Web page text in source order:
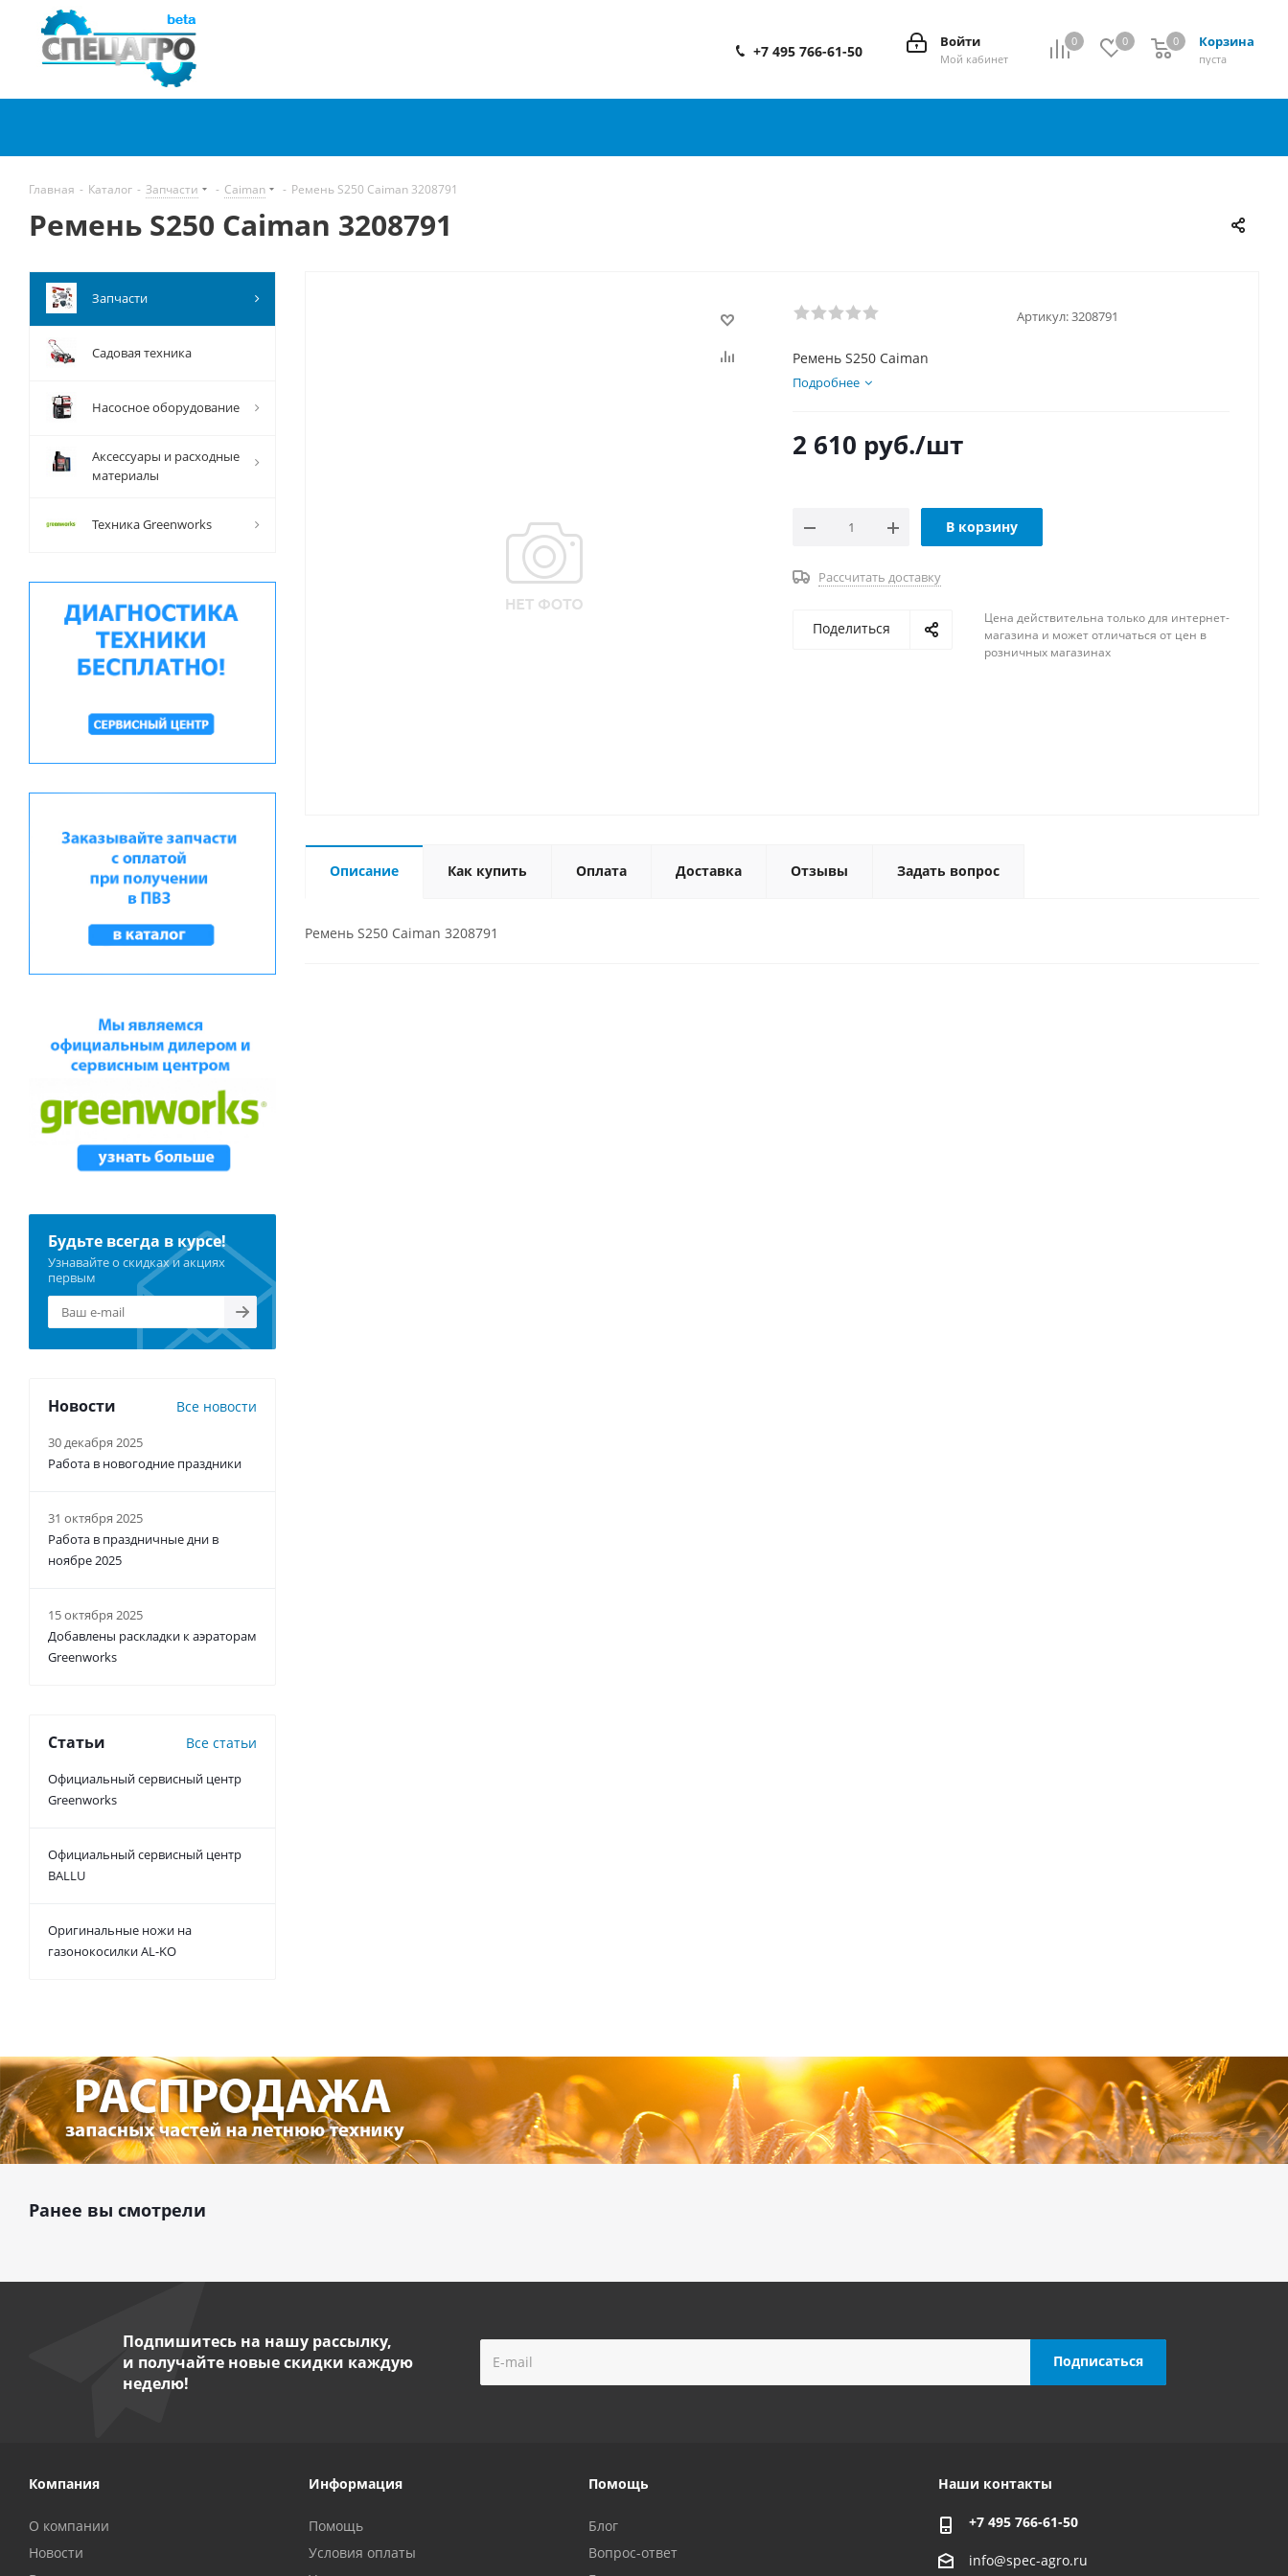
0 0 Корзина
0
пуста
0
Войти
Мой кабинет
+7 495 766-61-50
Главная - Каталог - Запчасти - Caiman - Ремень S250 Caiman 3208791
Ремень S250 Caiman 3208791
Артикул:3208791
Ремень S250 Caiman
Подробнее
2 610 руб./шт
В корзину
Рассчитать доставку
Поделиться
Цена действительна только для интернет-
магазина и может отличаться от цен в
розничных магазинах
Описание Как купить Оплата Доставка Отзывы Задать вопрос
Ремень S250 Caiman 3208791
Запчасти
Садовая техника
Насосное оборудование
Аксессуары и расходные
материалы
Техника Greenworks
Будьте всегда в курсе!
Узнавайте о скидках и акциях
первым
Новости Все новости
30 декабря 2025
Работа в новогодние праздники
31 октября 2025
Работа в праздничные дни в
ноябре 2025
15 октября 2025
Добавлены раскладки к аэраторам
Greenworks
Статьи Все статьи
Официальный сервисный центр
Greenworks
Официальный сервисный центр
BALLU
Оригинальные ножи на
газонокосилки AL-KO
Ранее вы смотрели
Подпишитесь на нашу рассылку,
и получайте новые скидки каждую
неделю!
Компания
О компании
Новости
Информация
Помощь
Условия оплаты
Помощь
Блог
Вопрос-ответ
Наши контакты
+7 495 766-61-50
info@spec-agro.ru